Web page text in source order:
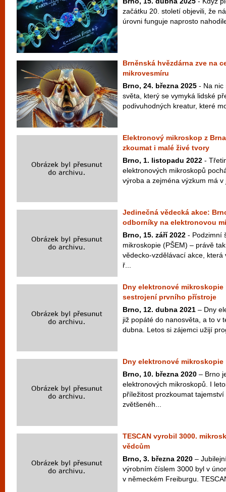
začátku 20. století objevili, že
úrovni funguje naprosto
Brněnská hvězdárna zve na
mikrovesmíru
Brno, 24. března 2025 - Na nic
světa, který se vymyká lidské
podivuhodných kreatur, které
Elektronový mikroskop z
zkoumat i malé živé tvory
Brno, 1. listopadu 2022 -
elektronových mikroskopů
výroba a zejména výzkum má
Jedinečná vědecká akce:
odborníky na elektronovou
Brno, 15. září 2022 - Podzimní
mikroskopie (PŠEM) – právě
vědecko-vzdělávací akce,
ř...
Dny elektronové
sestrojení prvního přístroje
Brno, 12. dubna 2021 – Dny
již popáté do nanosvěta, a to v
dubna. Letos si zájemci užijí
Dny elektronové
Brno, 10. března 2020 – Brno
elektronových mikroskopů. I
příležitost prozkoumat
zvětšenéh...
TESCAN vyrobil 3000.
vědcům
Brno, 3. března 2020 –
výrobním číslem 3000 byl v
v německém Freiburgu.